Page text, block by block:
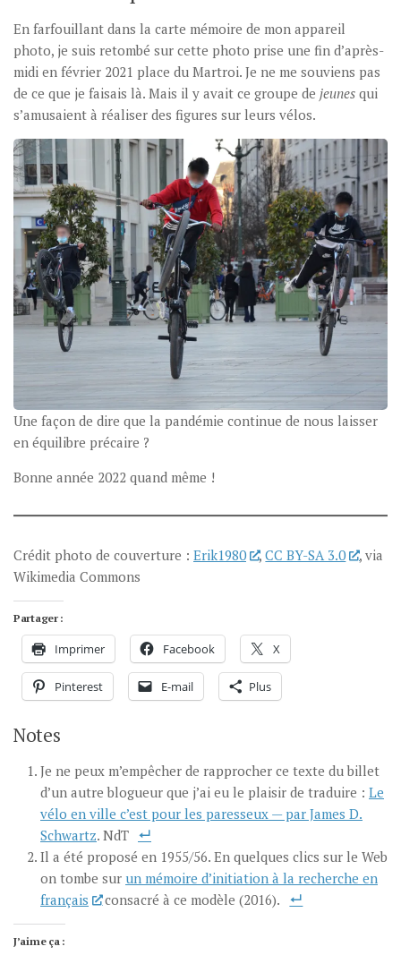
En farfouillant dans la carte mémoire de mon appareil
photo, je suis retombé sur cette photo prise une fin d’après-
midi en février 2021 place du Martroi. Je ne me souviens pas
de ce que je faisais là. Mais il y avait ce groupe de jeunes qui
s’amusaient à réaliser des figures sur leurs vélos.
Une façon de dire que la pandémie continue de nous laisser
en équilibre précaire ?
Bonne année 2022 quand même !
Crédit photo de couverture : Erik1980 ,CC BY-SA 3.0
, via
Wikimedia Commons
Partager :
Imprimer Facebook X
Pinterest E-mail Plus
Notes
Je ne peux m’empêcher de rapprocher ce texte du billet
d’un autre blogueur que j’ai eu le plaisir de traduire : Le
vélo en ville c’est pour les paresseux — par James D.
Schwartz. NdT
Il a été proposé en 1955/56. En quelques clics sur le Web
on tombe sur un mémoire d’initiation à la recherche en
français
consacré à ce modèle (2016).
J’aime ça :